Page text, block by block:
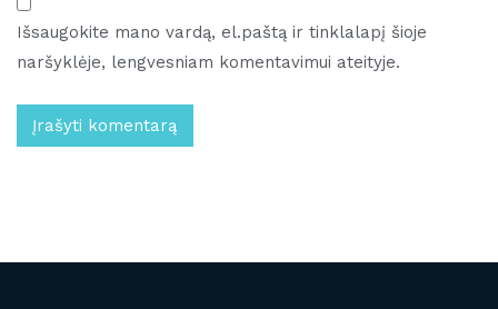
Išsaugokite mano vardą, el.paštą ir tinklalapį šioje
naršyklėje, lengvesniam komentavimui ateityje.